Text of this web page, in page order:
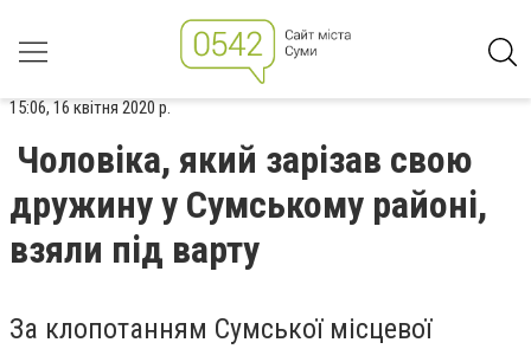
15:06, 16 квітня 2020 р.
Чоловіка, який зарізав свою
дружину у Сумському районі,
взяли під варту
За клопотанням Сумської місцевої